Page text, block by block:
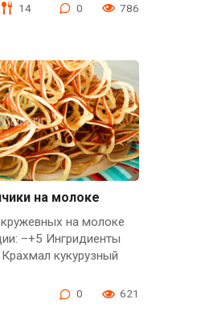
14 0 786
на молоке
на молоке
–+5 Ингридиенты
кукурузный
0 621